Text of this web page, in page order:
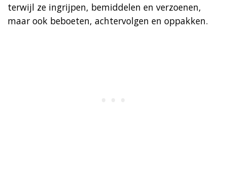
terwijl ze ingrijpen, bemiddelen en verzoenen,
maar ook beboeten, achtervolgen en oppakken.